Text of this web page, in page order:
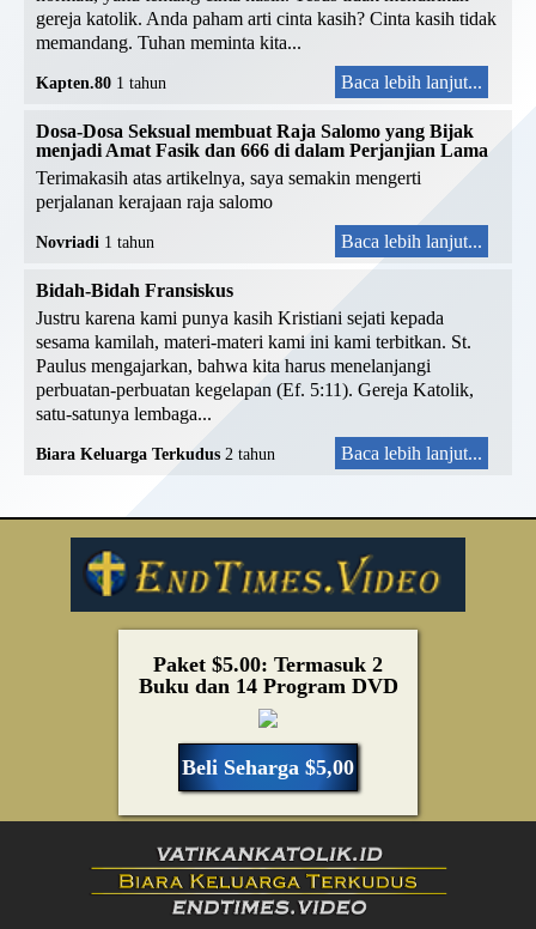
gereja katolik. Anda paham arti cinta kasih? Cinta kasih tidak
memandang. Tuhan meminta kita...
Kapten.80 1 tahun Baca lebih lanjut...
Dosa-Dosa Seksual membuat Raja Salomo yang Bijak
menjadi Amat Fasik dan 666 di dalam Perjanjian Lama
Terimakasih atas artikelnya, saya semakin mengerti
perjalanan kerajaan raja salomo
Novriadi 1 tahun Baca lebih lanjut...
Bidah-Bidah Fransiskus
Justru karena kami punya kasih Kristiani sejati kepada
sesama kamilah, materi-materi kami ini kami terbitkan. St.
Paulus mengajarkan, bahwa kita harus menelanjangi
perbuatan-perbuatan kegelapan (Ef. 5:11). Gereja Katolik,
satu-satunya lembaga...
Biara Keluarga Terkudus 2 tahun Baca lebih lanjut...
Paket $5.00: Termasuk 2
Buku dan 14 Program DVD
Beli Seharga $5,00